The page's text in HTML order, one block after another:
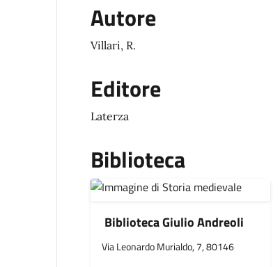
Autore
Villari, R.
Editore
Laterza
Biblioteca
Biblioteca Giulio Andreoli
Via Leonardo Murialdo, 7, 80146